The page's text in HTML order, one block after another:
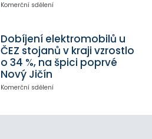
Komerční sdělení
Dobíjení elektromobilů u
ČEZ stojanů v kraji vzrostlo
o 34 %, na špici poprvé
Nový Jičín
Komerční sdělení